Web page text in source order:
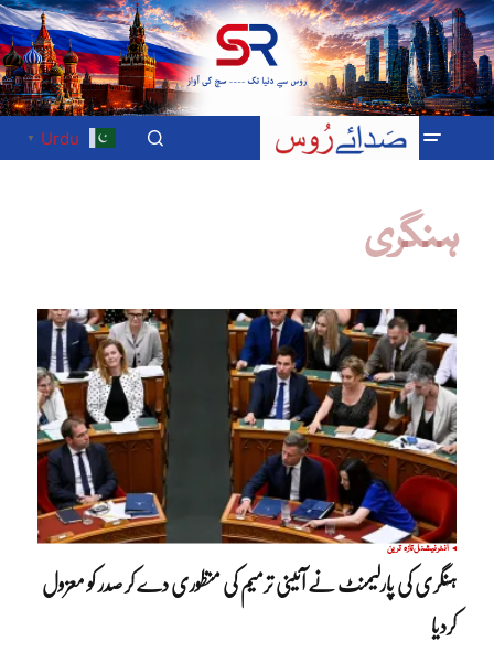
Urdu
▼
ہنگری
انٹرنیشنلتازہ ترین
ہنگری کی پارلیمنٹ نے آئینی ترمیم کی منظوری دے کر صدر کو معزول
کردیا